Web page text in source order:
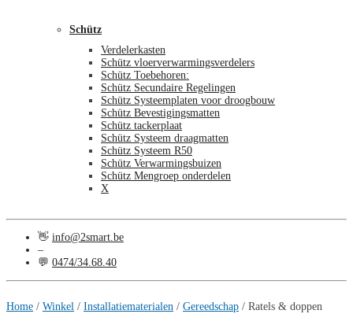
Schütz
Verdelerkasten
Schütz vloerverwarmingsverdelers
Schütz Toebehoren:
Schütz Secundaire Regelingen
Schütz Systeemplaten voor droogbouw
Schütz Bevestigingsmatten
Schütz tackerplaat
Schütz Systeem draagmatten
Schütz Systeem R50
Schütz Verwarmingsbuizen
Schütz Mengroep onderdelen
X
👋 info@2smart.be
–
💬 0474/34.68.40
Home / Winkel / Installatiematerialen / Gereedschap / Ratels & doppen